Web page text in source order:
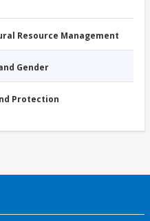
Resource Management
Gender
Protection